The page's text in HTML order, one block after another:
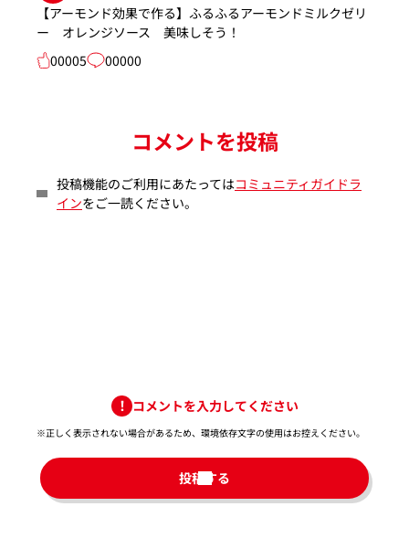
【アーモンド効果で作る】ふるふるアーモンドミルクゼリ
ー オレンジソース 美味しそう！
00005
00000
コメントを投稿
投稿機能のご利用にあたってはコミュニティガイドラ
インをご一読ください。
コメントを入力してください
※正しく表示されない場合があるため、環境依存文字の使用はお控えください。​
投稿する